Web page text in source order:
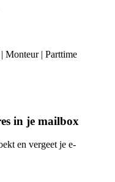
Monteur | Parttime
in je mailbox
en vergeet je e-